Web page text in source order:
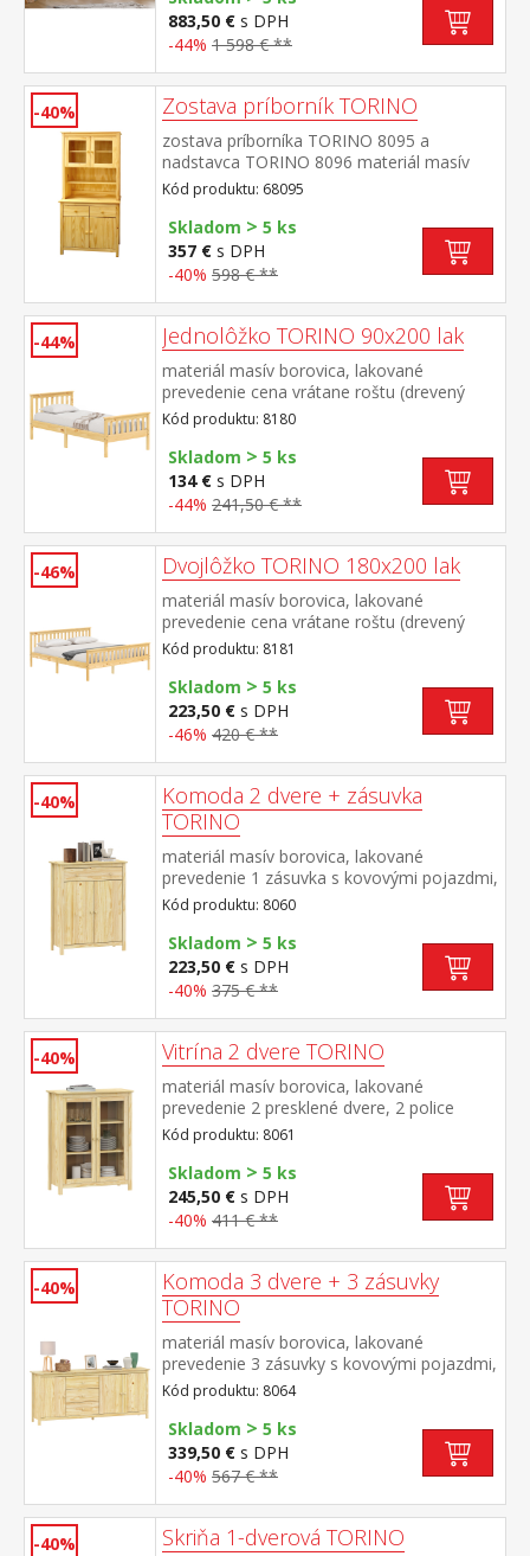
8072: dvoje čiastočne presklené dvere, štyri
police rozmer knižnice 8070 (š/h/v) 85 × 37
37 × 190 cm rozmer vitríny 8072 (š/h/v) 85
× 37 × 190 cm
883,50 € s DPH
-44% 1 598 € **
-40% Zostava príborník TORINO
zostava príborníka TORINO 8095 a
nadstavca TORINO 8096 materiál masív
borovica, lakované prevedenie príborník: 2
zásuvky s kovovými pojazdmi, 2 plné dvere,
1 polica nadstavec: 2 presklené dvere, 1
polica rozmer príborníka (š/h/v) 90 × 40 ×
80 cm rozmer nadstavca (š/h/v) 90 × 33 ×
Kód produktu: 68095
Skladom > 5 ks
357 € s DPH
-40% 598 € **
-44% Jednolôžko TORINO 90x200 lak
materiál masív borovica, lakované
prevedenie cena vrátane roštu (drevený
latkový) bez matraca odporúčaný rozmer
matraca 90 × 200 cm
Kód produktu: 8180
Skladom > 5 ks
134 € s DPH
-44% 241,50 € **
-46% Dvojlôžko TORINO 180x200 lak
materiál masív borovica, lakované
prevedenie cena vrátane roštu (drevený
latkový) bez matraca odporúčaný rozmer
matraca 180 × 200 cm alebo 2 kusy 90 ×
200 cm
Kód produktu: 8181
Skladom > 5 ks
223,50 € s DPH
-46% 420 € **
-40%
Komoda 2 dvere + zásuvka
TORINO
materiál masív borovica, lakované
prevedenie 1 zásuvka s kovovými pojazdmi,
2 plné dvere, 1 polica maximálne nosnosti
uvedené v návode na montáž
Kód produktu: 8060
Skladom > 5 ks
223,50 € s DPH
-40% 375 € **
-40% Vitrína 2 dvere TORINO
materiál masív borovica, lakované
prevedenie 2 presklené dvere, 2 police
maximálne nosnosti uvedené v návode na
montáž
Kód produktu: 8061
Skladom > 5 ks
245,50 € s DPH
-40% 411 € **
-40%
Komoda 3 dvere + 3 zásuvky
TORINO
materiál masív borovica, lakované
prevedenie 3 zásuvky s kovovými pojazdmi,
3 plné dvere, 2 police maximálne nosnosti
uvedené v návode na montáž
Kód produktu: 8064
Skladom > 5 ks
339,50 € s DPH
-40% 567 € **
-40% Skriňa 1-dverová TORINO